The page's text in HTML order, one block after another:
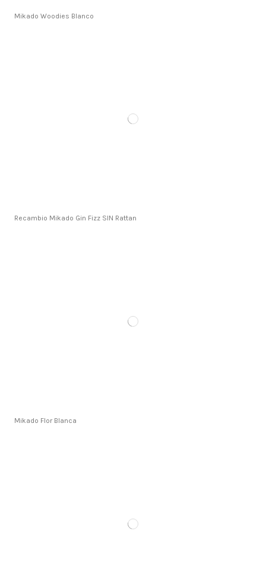
Mikado Woodies Blanco
Recambio Mikado Gin Fizz SIN Rattan
Mikado Flor Blanca